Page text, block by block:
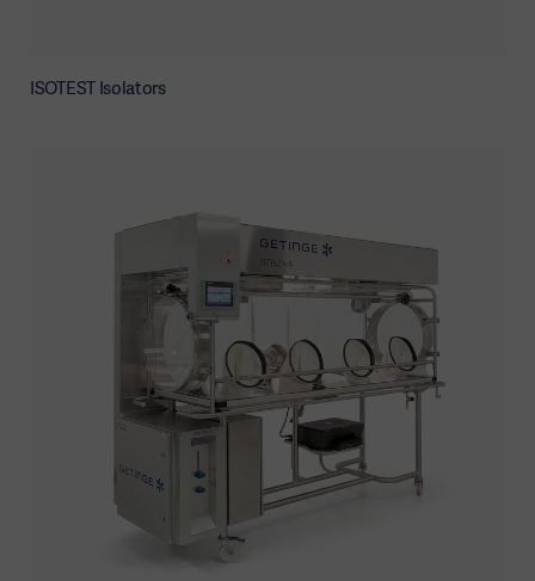
ISOTEST Isolators